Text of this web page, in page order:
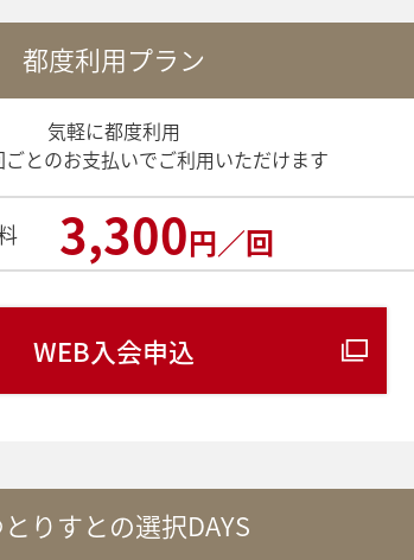
都度利用プラン
気軽に都度利用
ごとのお支払いでご利用いただけます
3,300円／回
WEB入会申込
とりすとの選択DAYS